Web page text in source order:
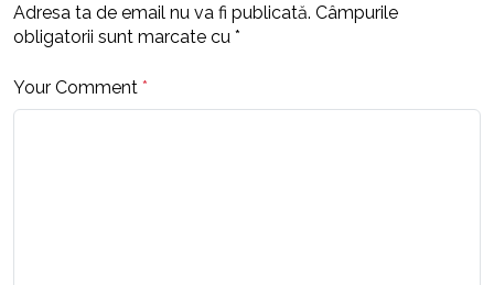
Adresa ta de email nu va fi publicată. Câmpurile
obligatorii sunt marcate cu *
Your Comment *